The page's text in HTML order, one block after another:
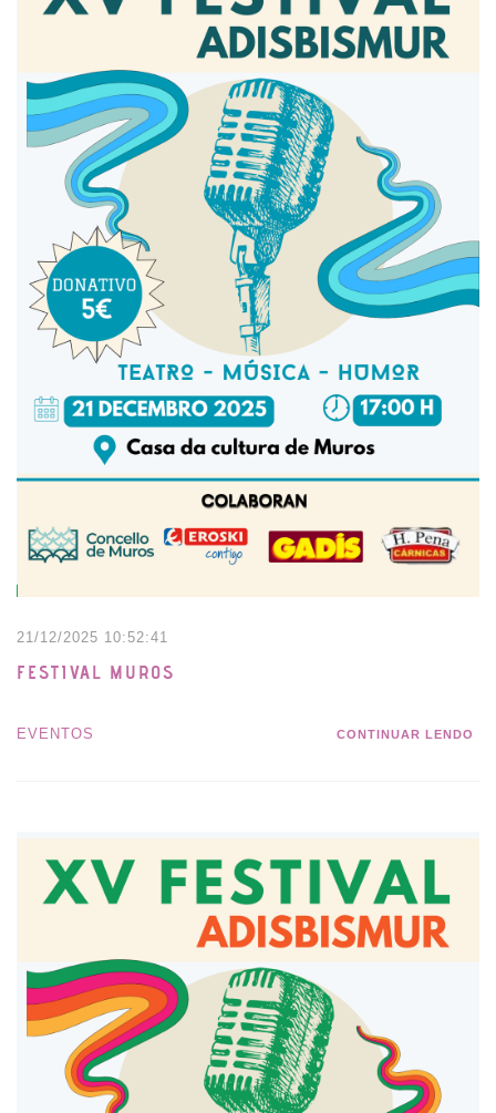
21/12/2025 10:52:41
FESTIVAL MUROS
EVENTOS CONTINUAR LENDO